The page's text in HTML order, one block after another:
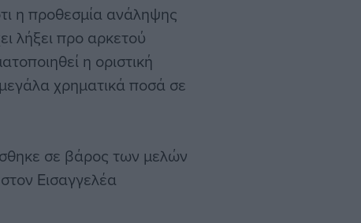
η προθεσμία ανάληψης
λήξει προ αρκετού
η οριστική
χρηματικά ποσά σε
σε βάρος των μελών
Εισαγγελέα